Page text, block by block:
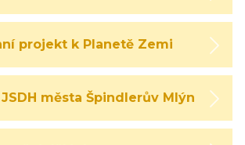
projekt k Planetě Zemi
města Špindlerův Mlýn